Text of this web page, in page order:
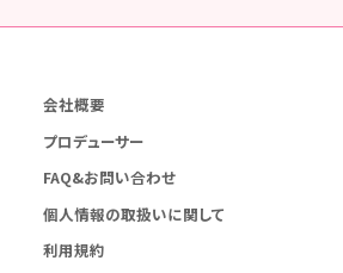
会社概要
プロデューサー
FAQ&お問い合わせ
個人情報の取扱いに関して
利用規約